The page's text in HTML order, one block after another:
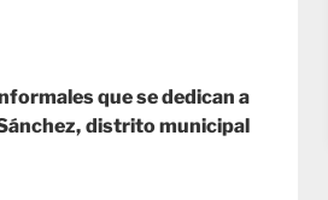
que se dedican a
distrito municipal